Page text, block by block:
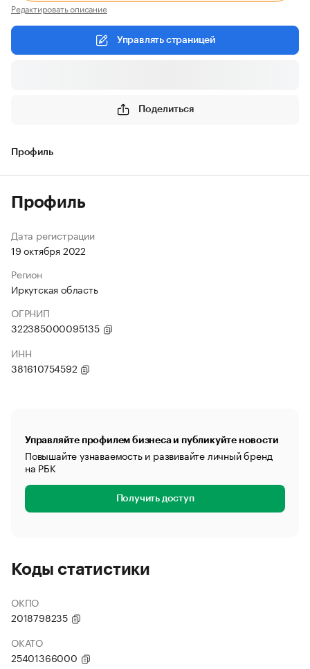
Редактировать описание
Управлять страницей
Поделиться
Профиль
Профиль
Дата регистрации
19 октября 2022
Регион
Иркутская область
ОГРНИП
322385000095135
ИНН
381610754592
Управляйте профилем бизнеса и публикуйте новости
Повышайте узнаваемость и развивайте личный бренд
на РБК
Получить доступ
Коды статистики
ОКПО
2018798235
ОКАТО
25401366000